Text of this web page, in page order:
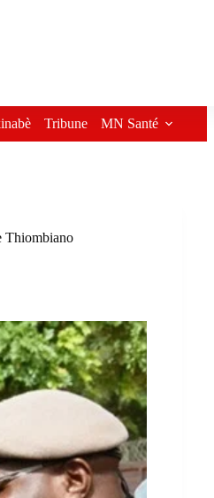
Tribune MN Santé
Thiombiano